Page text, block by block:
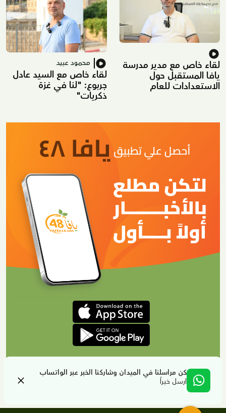
كن مراسلنا في الميدان وشاركنا الخبر عبر الواتساب
ارسل خبراً
لقاء خاص مع مدير مدرسة
يافا المستقبل حول
الاستعدادات للعام
محمود عبيد
لقاء خاص مع السيد عادل
جربوع: "لنا في غزة
ذكريات"